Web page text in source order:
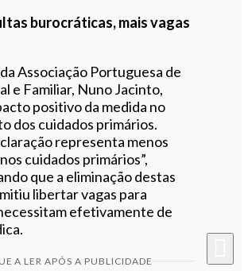
burocráticas, mais vagas
Associação Portuguesa de
e Familiar, Nuno Jacinto,
positivo da medida no
dos cuidados primários.
representa menos
cuidados primários”,
que a eliminação destas
libertar vagas para
efetivamente de
A LER APÓS A PUBLICIDADE